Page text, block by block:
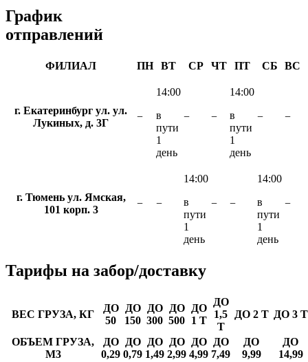
График
отправлений
ФИЛИАЛ ПН ВТ СР ЧТ ПТ СБ ВС
г. Екатеринбург ул. ул.
Лукиных, д. 3Г
−
14:00
в
пути
1
день
− −
14:00
в
пути
1
день
− −
г. Тюмень ул. Ямская,
101 корп. 3
− −
14:00
в
пути
1
день
− −
14:00
в
пути
1
день
−
Тарифы на забор/доставку
ВЕС ГРУЗА, КГ
ДО
50
ДО
150
ДО
300
ДО
500
ДО
1 Т
ДО
1,5
Т
ДО 2 Т ДО 3 Т
ОБЪЕМ ГРУЗА,
М3
ДО
0,29
ДО
0,79
ДО
1,49
ДО
2,99
ДО
4,99
ДО
7,49
ДО
9,99
ДО
14,99